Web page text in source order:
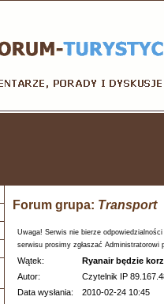
Forum grupa: Transport
Uwaga! Serwis nie bierze
serwisu prosimy zgłaszać Administratorowi
Wątek:
Ryanair będzie
Autor:
Czytelnik IP
Data wysłania:
2010-02-24 10:45